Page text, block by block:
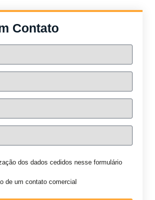
Contato
dos dados cedidos nesse formulário
de um contato comercial